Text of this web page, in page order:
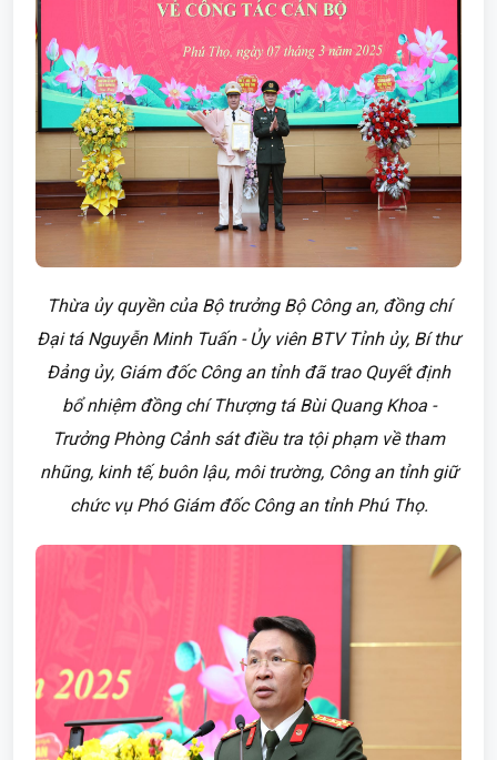
Thừa ủy quyền của Bộ trưởng Bộ Công an, đồng chí
Đại tá Nguyễn Minh Tuấn - Ủy viên BTV Tỉnh ủy, Bí thư
Đảng ủy, Giám đốc Công an tỉnh đã trao Quyết định
bổ nhiệm đồng chí Thượng tá Bùi Quang Khoa -
Trưởng Phòng Cảnh sát điều tra tội phạm về tham
nhũng, kinh tế, buôn lậu, môi trường, Công an tỉnh giữ
chức vụ Phó Giám đốc Công an tỉnh Phú Thọ.